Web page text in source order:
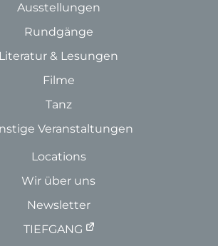
Ausstellungen
Rundgänge
Literatur & Lesungen
Filme
Tanz
Veranstaltungen
Locations
Wir über uns
Newsletter
TIEFGANG